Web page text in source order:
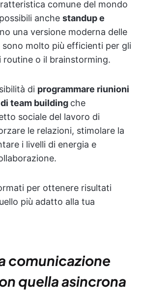
comune del mondo
anche standup e
una versione moderna delle
molto più efficienti per gli
routine o il brainstorming.
di programmare riunioni
team building che
sociale del lavoro di
le relazioni, stimolare la
i livelli di energia e
per ottenere risultati
più adatto alla tua
comunicazione
quella asincrona